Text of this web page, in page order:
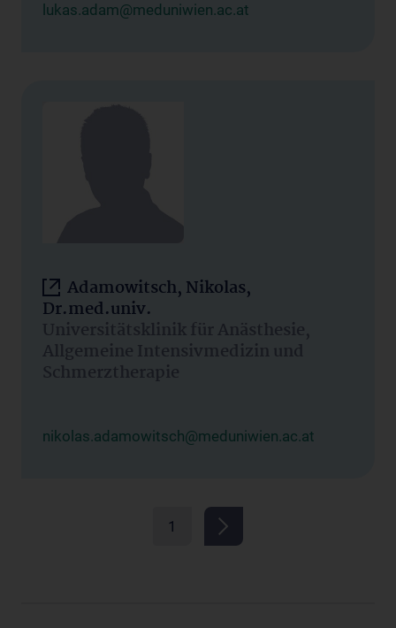
lukas.adam@meduniwien.ac.at
Adamowitsch, Nikolas,
Dr.med.univ.
Universitätsklinik für Anästhesie,
Allgemeine Intensivmedizin und
Schmerztherapie
nikolas.adamowitsch@meduniwien.ac.at
1